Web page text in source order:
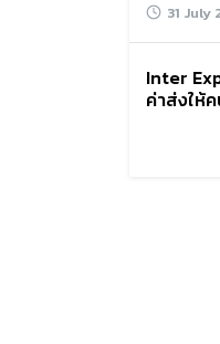
31 July
Inter
ค่าส่งให้